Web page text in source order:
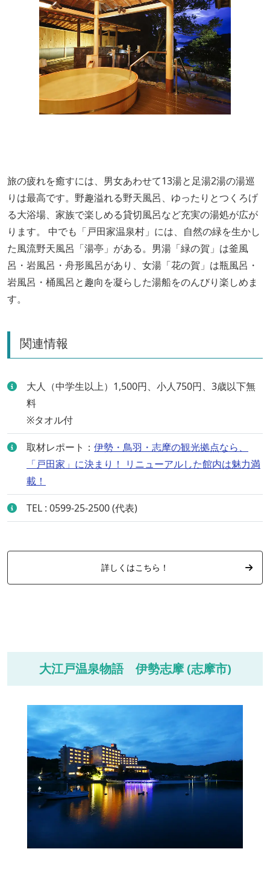
旅の疲れを癒すには、男女あわせて13湯と足湯2湯の湯巡
りは最高です。野趣溢れる野天風呂、ゆったりとつくろげ
る大浴場、家族で楽しめる貸切風呂など充実の湯処が広が
ります。 中でも「戸田家温泉村」には、自然の緑を生かし
た風流野天風呂「湯亭」がある。男湯「緑の賀」は釜風
呂・岩風呂・舟形風呂があり、女湯「花の賀」は瓶風呂・
岩風呂・桶風呂と趣向を凝らした湯船をのんびり楽しめま
す。
関連情報
大人（中学生以上）1,500円、小人750円、3歳以下無
料
※タオル付
取材レポート： 伊勢・鳥羽・志摩の観光拠点なら、
「戸田家」に決まり！ リニューアルした館内は魅力満
載！
TEL : 0599-25-2500 (代表)
詳しくはこちら！
大江戸温泉物語 伊勢志摩 (志摩市)